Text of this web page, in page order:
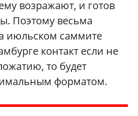
возражают, и готов
Поэтому весьма
июльском саммите
контакт если не
то будет
форматом.